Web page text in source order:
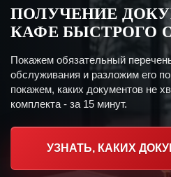
ПОЛУЧЕНИЕ
КАФЕ БЫСТРОГО
Покажем обязательный
обслуживания и разложим его
покажем, каких документов не
комплекта - за 15 минут.
УЗНАТЬ, КАКИХ